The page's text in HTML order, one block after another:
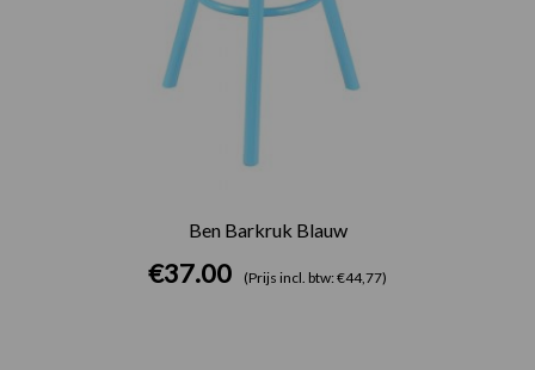
Ben Barkruk Blauw
€37.00 (Prijs incl. btw: €44,77)